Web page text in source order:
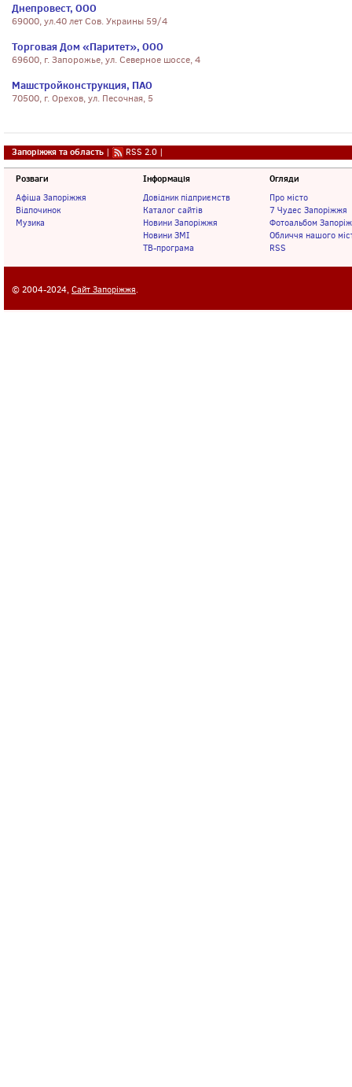
Днепровест, ООО
69000, ул.40 лет Сов. Украины 59/4
Торговая Дом «Паритет», ООО
69600, г. Запорожье, ул. Северное шоссе, 4
Машстройконструкция, ПАО
70500, г. Орехов, ул. Песочная, 5
Запоріжжя та область | RSS 2.0 |
Розваги
Афіша Запоріжжя
Відпочинок
Музика
Інформація
Довідник підприємств
Каталог сайтів
Новини Запоріжжя
Новини ЗМІ
ТВ-програма
Огляди
Про місто
7 Чудес Запоріжжя
Фотоальбом
Обличчя нашого
RSS
© 2004-2024, Сайт Запоріжжя.